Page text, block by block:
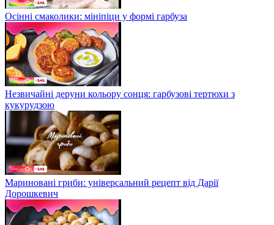
Осінні смаколики: мініпіци у формі гарбуза
Незвичайні деруни кольору сонця: гарбузові тертюхи з
кукурудзою
Мариновані гриби: універсальний рецепт від Дарії
Дорошкевич